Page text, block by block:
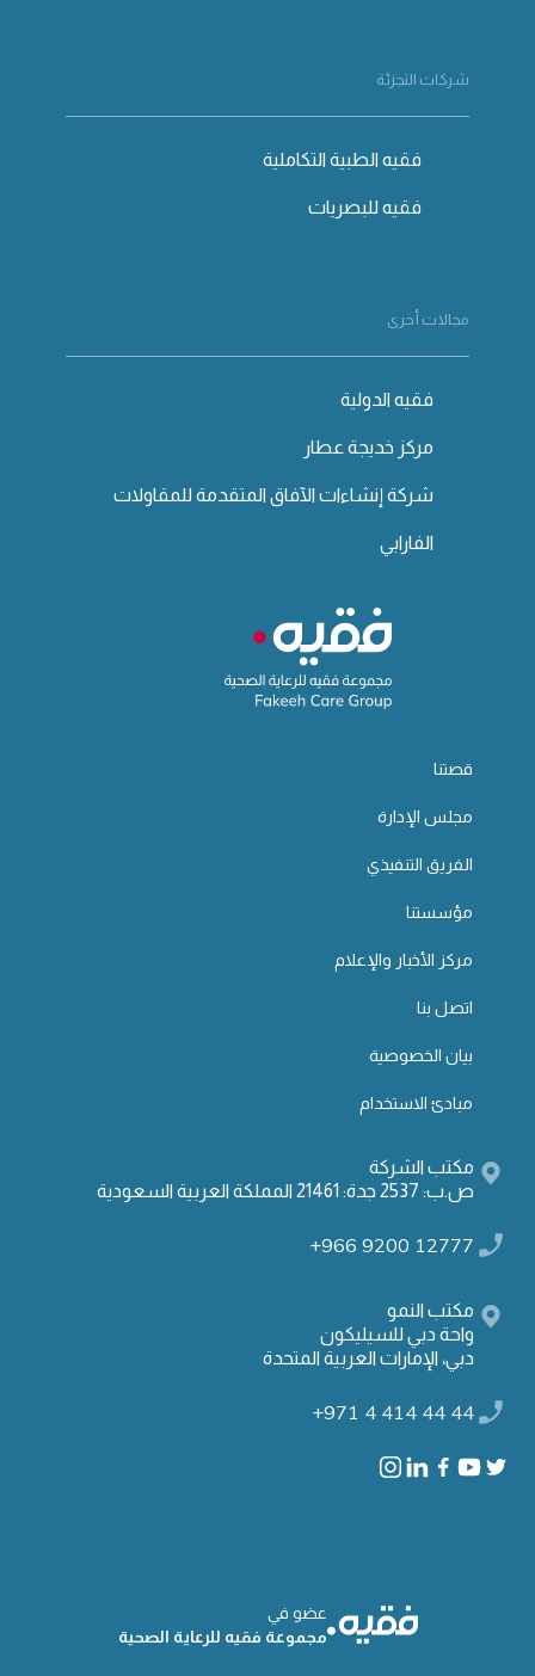
شركات التجزئة
فقيه الطبية التكاملية
فقيه للبصريات
مجالات أخرى
فقيه الدولية
مركز خديجة عطار
شركة إنشاءات الآفاق المتقدمة للمقاولات
الفارابي
قصتنا
مجلس الإدارة
الفريق التنفيذي
مؤسستنا
مركز الأخبار والإعلام
اتصل بنا
بيان الخصوصية
مبادئ الاستخدام
مكتب الشركة
ص.ب: 2537 جدة: 21461 المملكة العربية السعودية
+966 9200 12777
مكتب النمو
واحة دبي للسيليكون
دبي، الإمارات العربية المتحدة
+971 4 414 44 44
عضو في
مجموعة فقيه للرعاية الصحية